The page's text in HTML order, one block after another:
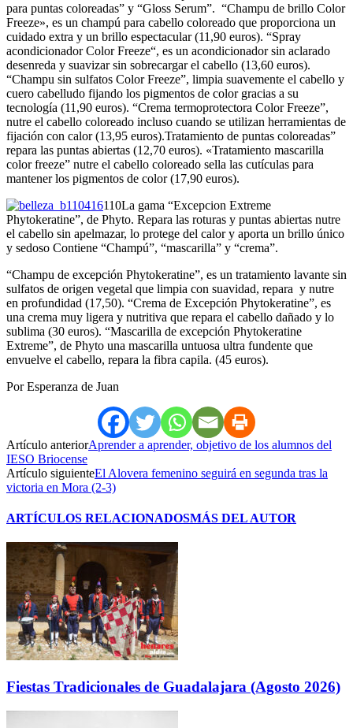
para puntas coloreadas” y “Gloss Serum”. “Champu de brillo Color
Freeze», es un champú para cabello coloreado que proporciona un
cuidado extra y un brillo espectacular (11,90 euros). “Spray
acondicionador Color Freeze“, es un acondicionador sin aclarado
desenreda y suavizar sin sobrecargar el cabello (13,60 euros).
“Champu sin sulfatos Color Freeze”, limpia suavemente el cabello y
cuero cabelludo fijando los pigmentos de color gracias a su
tecnología (11,90 euros). “Crema termoprotectora Color Freeze”,
nutre el cabello coloreado incluso cuando se utilizan herramientas de
fijación con calor (13,95 euros).Tratamiento de puntas coloreadas”
repara las puntas abiertas (12,70 euros). «Tratamiento mascarilla
color freeze” nutre el cabello coloreado sella las cutículas para
mantener los pigmentos de color (17,90 euros).
110La gama “Excepcion Extreme
Phytokeratine”, de Phyto. Repara las roturas y puntas abiertas nutre
el cabello sin apelmazar, lo protege del calor y aporta un brillo único
y sedoso Contiene “Champú”, “mascarilla” y “crema”.
“Champu de excepción Phytokeratine”, es un tratamiento lavante sin
sulfatos de origen vegetal que limpia con suavidad, repara y nutre
en profundidad (17,50). “Crema de Excepción Phytokeratine”, es
una crema muy ligera y nutritiva que repara el cabello dañado y lo
sublima (30 euros). “Mascarilla de excepción Phytokeratine
Extreme”, de Phyto una mascarilla untuosa ultra fundente que
envuelve el cabello, repara la fibra capila. (45 euros).
Por Esperanza de Juan
Artículo anteriorAprender a aprender, objetivo de los alumnos del
IESO Briocense
Artículo siguienteEl Alovera femenino seguirá en segunda tras la
victoria en Mora (2-3)
ARTÍCULOS RELACIONADOSMÁS DEL AUTOR
Fiestas Tradicionales de Guadalajara (Agosto 2026)